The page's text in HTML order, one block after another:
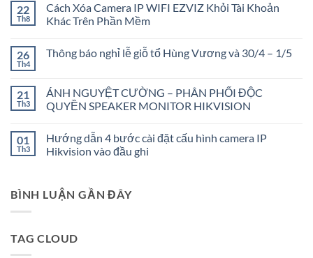
luận
ở
LỊCH
NGUYÊN
2026
22
Th8
Cách Xóa Camera IP WIFI EZVIZ Khỏi Tài Khoản
Khác Trên Phần Mềm
bình
Xóa
Camera
IP
Khỏi
Tài
Khoản
Mềm
26
Th4
Thông báo nghỉ lễ giỗ tổ Hùng Vương và 30/4 – 1/5
bình
luận
ở
Thông
lễ
giỗ
tổ
30/4
21
Th3
ÁNH NGUYỆT CƯỜNG – PHÂN PHỐI ĐỘC
QUYỀN SPEAKER MONITOR HIKVISION
bình
luận
ở
–
PHÂN
SPEAKER
01
Th3
Hướng dẫn 4 bước cài đặt cấu hình camera IP
Hikvision vào đầu ghi
luận
ở
bước
BÌNH LUẬN GẦN ĐÂY
TAG CLOUD